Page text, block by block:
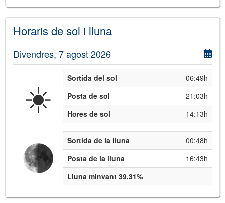
Horaris de sol i lluna
Divendres, 7 agost 2026
☀️ Sortida del sol
06:49h
Posta de sol
21:03h
Hores de sol
14:13h
Sortida de la lluna
00:48h
Posta de la lluna
16:43h
Lluna minvant 39,31%